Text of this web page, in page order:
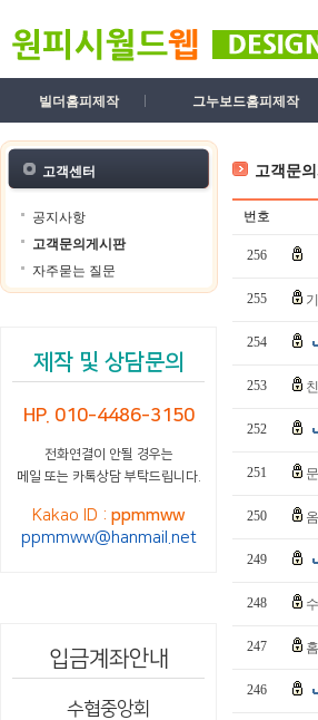
빌더홈피제작 그누보드홈피제작
고객센터
공지사항
고객문의게시판
자주묻는 질문
제작 및 상담문의
HP. 010-4486-3150
전화연결이 안될 경우는
메일 또는 카톡상담 부탁드립니다.
Kakao ID :ppmmww
ppmmww@hanmail.net
입금계좌안내
수협중앙회
고객문
번호
256
255
254
253
252
251
250
249
248
247
246